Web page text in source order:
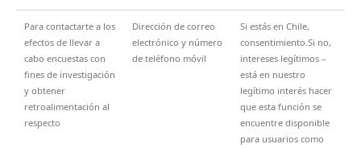
Para contactarte a los
efectos de llevar a
cabo encuestas con
fines de investigación
y obtener
retroalimentación al
respecto
Dirección de correo
electrónico y número
de teléfono móvil
Si estás en Chile,
consentimiento.Si no,
intereses legítimos –
está en nuestro
legítimo interés hacer
que esta función se
encuentre disponible
para usuarios como